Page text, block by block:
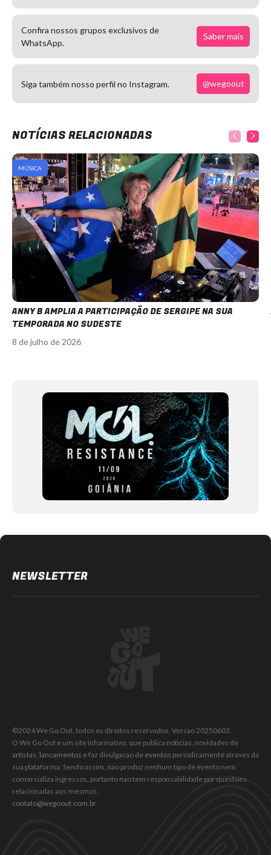
Confira nossos grupos exclusivos de
WhatsApp.
Saber mais
Siga também nosso perfil no Instagram. @wegoout
NOTÍCIAS RELACIONADAS
MÚSICA
ANNY B AMPLIA A PARTICIPAÇÃO DE SERGIPE NA SUA
TEMPORADA NO SUDESTE
8 de julho de 2026
NEWSLETTER
©2024 We Go Out, todos os direitos reservados. Versao 20250603.
O We Go Out e um site informativo, que publica noticias, novidades de
artistas, lancamentos e faz divulgacao de eventos periodicamente atraves da
sua plataforma. Sendo assim, nao produz nenhum tipo de evento nem
comercializa ingressos, portanto nao tem responsabilidade por questoes
relacionadas aos mesmos.
contato@wegoout.com.br